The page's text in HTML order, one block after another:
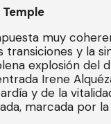
muy
transiciones y la
explosión del
Irene
y de la
marcada por